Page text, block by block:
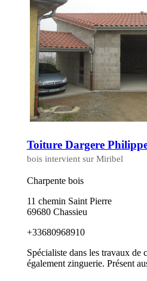
Toiture Dargere
bois intervient sur Miribel
Charpente bois
11 chemin Saint Pierre
69680 Chassieu
+33680968910
Spécialiste dans les travaux de
également zinguerie. Présent